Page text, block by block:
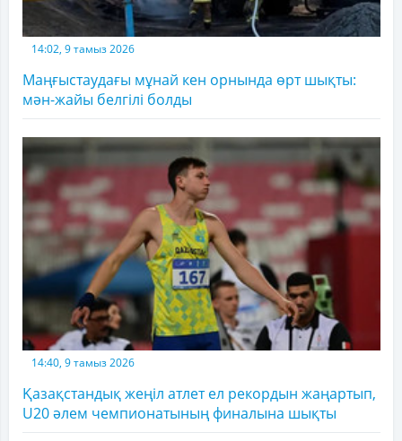
14:02, 9 тамыз 2026
Маңғыстаудағы мұнай кен орнында өрт шықты:
мән-жайы белгілі болды
14:40, 9 тамыз 2026
Қазақстандық жеңіл атлет ел рекордын жаңартып,
U20 әлем чемпионатының финалына шықты